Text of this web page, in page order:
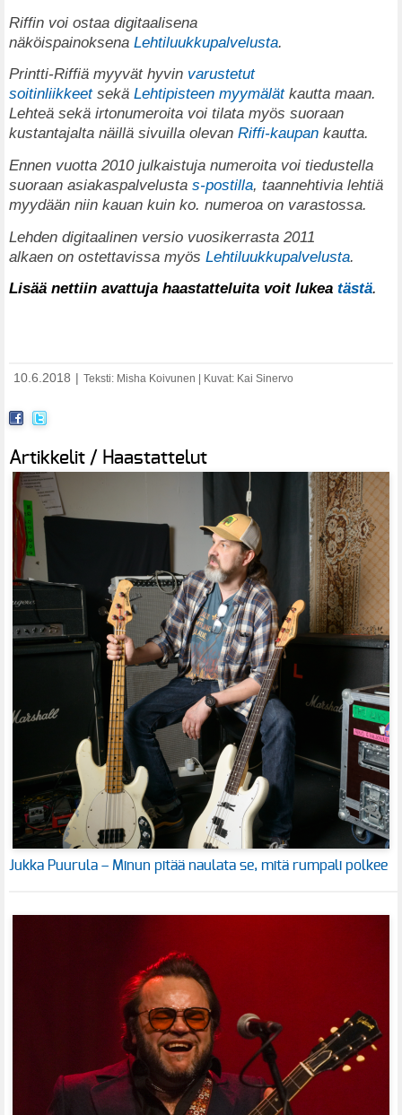
Riffin voi ostaa digitaalisena
näköispainoksena Lehtiluukkupalvelusta.
Printti-Riffiä myyvät hyvin varustetut
soitinliikkeet sekä Lehtipisteen myymälätkautta maan.
Lehteä sekä irtonumeroita voi tilata myös suoraan
kustantajalta näillä sivuilla olevan Riffi-kaupan kautta.
Ennen vuotta 2010 julkaistuja numeroita voi tiedustella
suoraan asiakaspalvelusta s-postilla, taannehtivia lehtiä
myydään niin kauan kuin ko. numeroa on varastossa.
Lehden digitaalinen versio vuosikerrasta 2011
alkaen on ostettavissa myös Lehtiluukkupalvelusta.
Lisää nettiin avattuja haastatteluita voit lukea tästä.
10.6.2018 Teksti: Misha Koivunen | Kuvat: Kai Sinervo
Artikkelit / Haastattelut
Jukka Puurula – Minun pitää naulata se, mitä rumpali polkee